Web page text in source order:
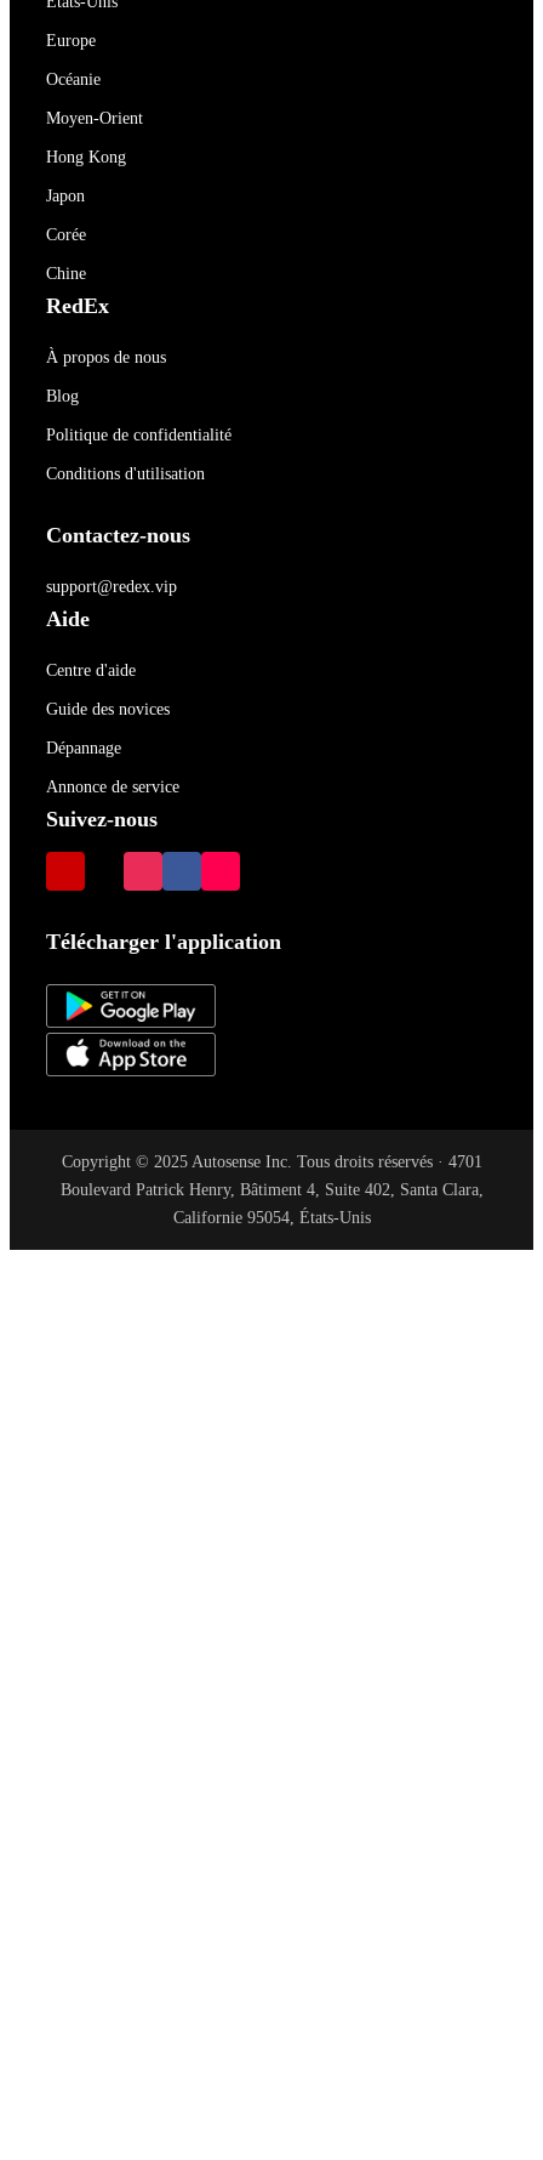
Europe
Océanie
Moyen-Orient
Hong Kong
Japon
Corée
Chine
RedEx
À propos de nous
Blog
Politique de confidentialité
Conditions d'utilisation
Contactez-nous
support@redex.vip
Aide
Centre d'aide
Guide des novices
Dépannage
Annonce de service
Suivez-nous
Télécharger l'application
Copyright © 2025 Autosense Inc. Tous droits réservés · 4701
Boulevard Patrick Henry, Bâtiment 4, Suite 402, Santa Clara,
Californie 95054, États-Unis